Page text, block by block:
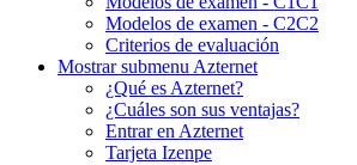
Modelos de examen - C2C2
Criterios de evaluación
Mostrar submenu Azternet
¿Qué es Azternet?
¿Cuáles son sus ventajas?
Entrar en Azternet
Tarjeta Izenpe